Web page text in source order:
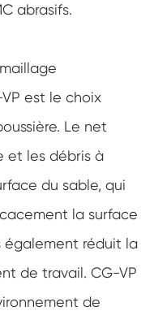
abrasifs.
est le choix
Le net
et les débris à
du sable, qui
la surface
également réduit la
de travail. CG-VP
de